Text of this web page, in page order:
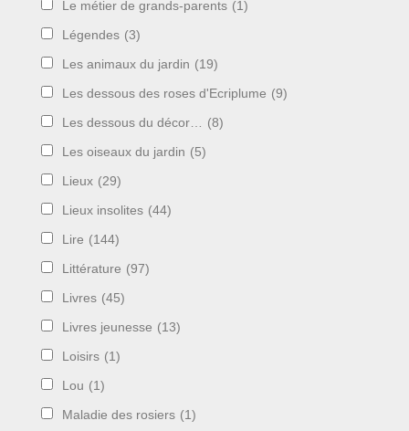
Le métier de grands-parents (1)
Légendes (3)
Les animaux du jardin (19)
Les dessous des roses d'Ecriplume (9)
Les dessous du décor… (8)
Les oiseaux du jardin (5)
Lieux (29)
Lieux insolites (44)
Lire (144)
Littérature (97)
Livres (45)
Livres jeunesse (13)
Loisirs (1)
Lou (1)
Maladie des rosiers (1)